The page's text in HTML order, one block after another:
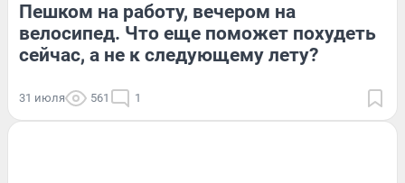
Пешком на работу, вечером на
велосипед. Что еще поможет похудеть
сейчас, а не к следующему лету?
31 июля 561 1